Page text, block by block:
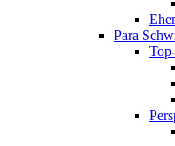
Para